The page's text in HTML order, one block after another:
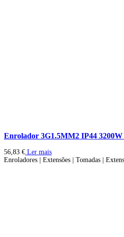
Enrolador 3G1.5MM2 IP44
56,83 € Ler mais
Enroladores | Extensões | Tomadas |